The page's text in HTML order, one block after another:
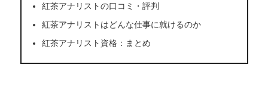
紅茶アナリストの口コミ・評判
紅茶アナリストはどんな仕事に就けるのか
紅茶アナリスト資格：まとめ